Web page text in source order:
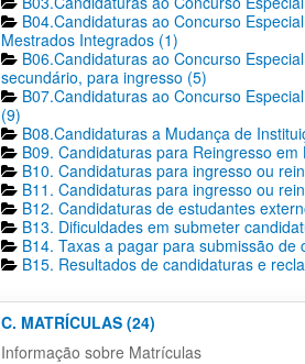
B04.Candidaturas ao Concurso
Mestrados Integrados (1)
B06.Candidaturas ao Concurso
secundário, para ingresso (5)
B07.Candidaturas ao Concurso
(9)
B08.Candidaturas a Mudança de
B09. Candidaturas para Reingresso
B10. Candidaturas para ingresso ou
B11. Candidaturas para ingresso ou
B12. Candidaturas de estudantes
B13. Dificuldades em submeter
B14. Taxas a pagar para submissão
B15. Resultados de candidaturas e
C. MATRÍCULAS (24)
Informação sobre Matrículas